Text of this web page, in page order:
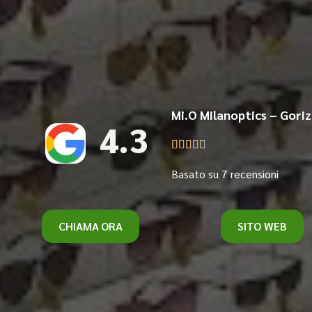
4.3
Mi.O Milanoptics –
    
Basato su 7 recensioni
CHIAMA ORA SITO WEB